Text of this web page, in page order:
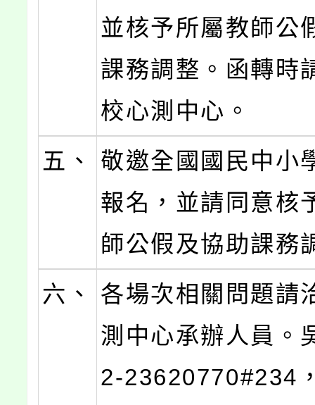
並核予所屬教師公
課務調整。函轉時
校心測中心。
五、
敬邀全國國民中小
報名，並請同意核
師公假及協助課務
六、
各場次相關問題請
測中心承辦人員。
2-23620770#234